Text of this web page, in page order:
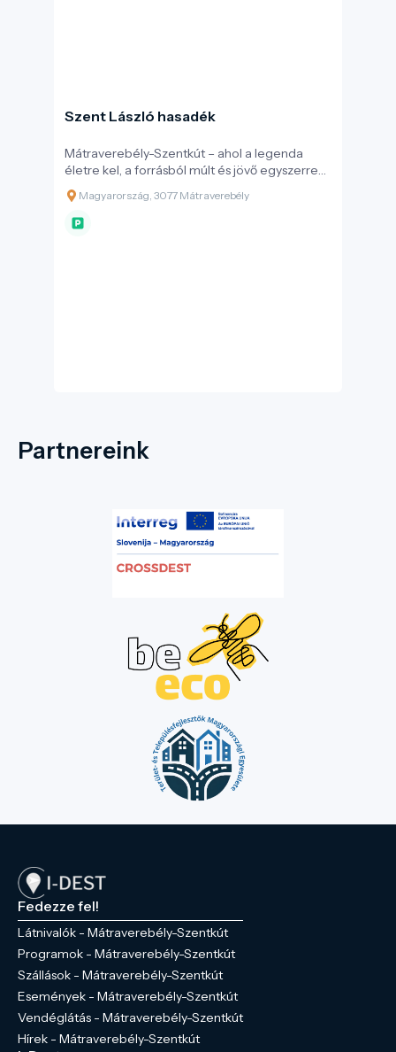
Szent László hasadék
Mátraverebély-Szentkút – ahol a legenda
életre kel, a forrásból múlt és jövő egyszerre
fakad, és ahol a látogatás valóban értéket
teremt: önmagadban, a közösségben és a
természetben is.
Magyarország, 3077 Mátraverebély
Partnereink
Fedezze fel!
Látnivalók - Mátraverebély-Szentkút
Programok - Mátraverebély-Szentkút
Szállások - Mátraverebély-Szentkút
Események - Mátraverebély-Szentkút
Vendéglátás - Mátraverebély-Szentkút
Hírek - Mátraverebély-Szentkút